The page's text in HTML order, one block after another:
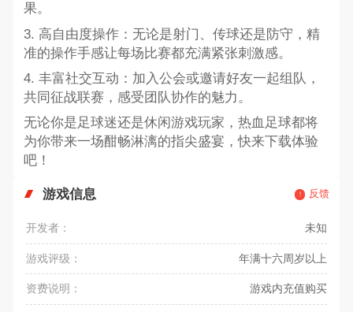
果。
3. 高自由度操作：无论是射门、传球还是防守，精
准的操作手感让每场比赛都充满紧张刺激感。
4. 丰富社交互动：加入公会或邀请好友一起组队，
共同征战联赛，感受团队协作的魅力。
无论你是足球迷还是休闲游戏玩家，热血足球都将
为你带来一场酣畅淋漓的指尖盛宴，快来下载体验
吧！
游戏信息 反馈
开发者： 未知
游戏评级： 年满十六周岁以上
资费说明： 游戏内充值购买